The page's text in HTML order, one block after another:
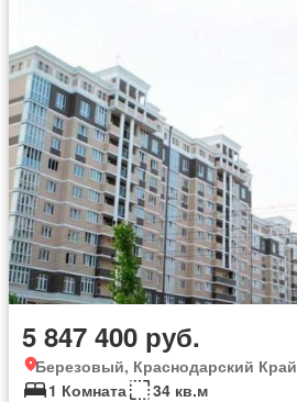
5 847 400 руб.
Березовый, Краснодарский Край
1 Комната
34 кв.м